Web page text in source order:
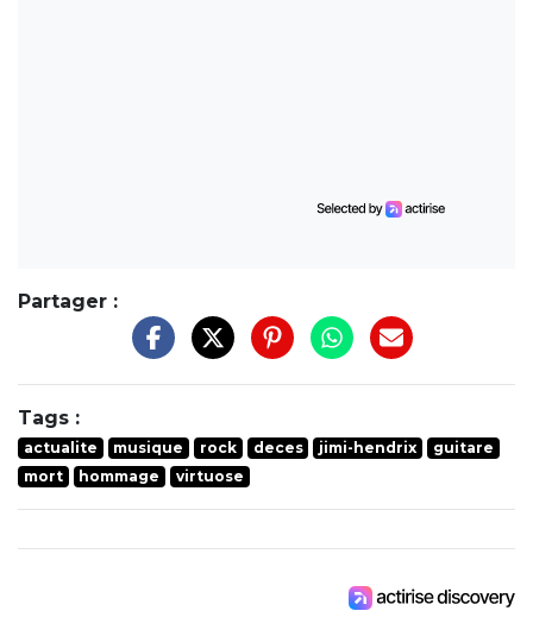
Partager :
Tags :
actualite musique rock deces jimi-hendrix
guitare
mort
hommage virtuose